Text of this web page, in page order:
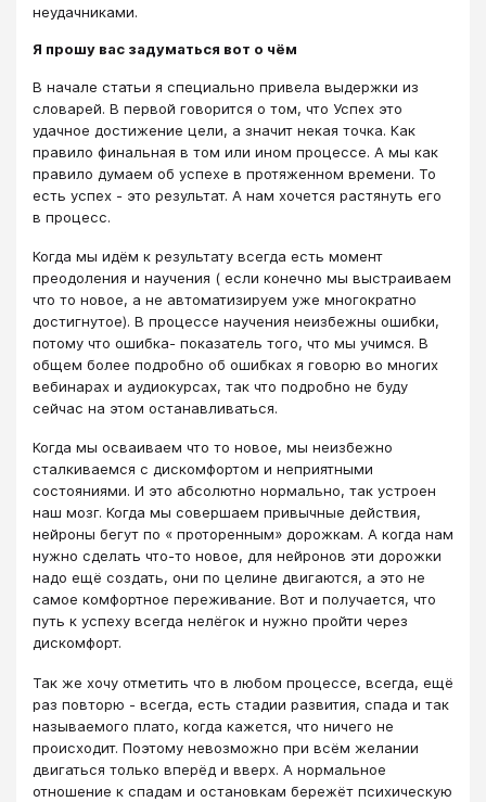
неудачниками.
Я прошу вас задуматься вот о чём
В начале статьи я специально привела выдержки из
словарей. В первой говорится о том, что Успех это
удачное достижение цели, а значит некая точка. Как
правило финальная в том или ином процессе. А мы как
правило думаем об успехе в протяженном времени. То
есть успех - это результат. А нам хочется растянуть его
в процесс.
Когда мы идём к результату всегда есть момент
преодоления и научения ( если конечно мы выстраиваем
что то новое, а не автоматизируем уже многократно
достигнутое). В процессе научения неизбежны ошибки,
потому что ошибка- показатель того, что мы учимся. В
общем более подробно об ошибках я говорю во многих
вебинарах и аудиокурсах, так что подробно не буду
сейчас на этом останавливаться.
Когда мы осваиваем что то новое, мы неизбежно
сталкиваемся с дискомфортом и неприятными
состояниями. И это абсолютно нормально, так устроен
наш мозг. Когда мы совершаем привычные действия,
нейроны бегут по « проторенным» дорожкам. А когда нам
нужно сделать что-то новое, для нейронов эти дорожки
надо ещё создать, они по целине двигаются, а это не
самое комфортное переживание. Вот и получается, что
путь к успеху всегда нелёгок и нужно пройти через
дискомфорт.
Так же хочу отметить что в любом процессе, всегда, ещё
раз повторю - всегда, есть стадии развития, спада и так
называемого плато, когда кажется, что ничего не
происходит. Поэтому невозможно при всём желании
двигаться только вперёд и вверх. А нормальное
отношение к спадам и остановкам бережёт психическую